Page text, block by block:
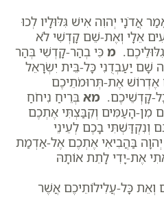
אֲדֹנָי יְהוִה אִישׁ גִּלּוּלָיו לְכוּ
אֵלָי וְאֶת-שֵׁם קָדְשִׁי לֹא
מ כִּי בְהַר-קָדְשִׁי בְּהַר
שָׁם יַעַבְדֻנִי כָּל-בֵּית יִשְׂרָאֵל
אֶת-תְּרוּמֹתֵיכֶם
קָדְשֵׁיכֶם. מא בְּרֵיחַ נִיחֹחַ
מִן-הָעַמִּים וְקִבַּצְתִּי אֶתְכֶם
וְנִקְדַּשְׁתִּי בָכֶם לְעֵינֵי
יְהוָה בַּהֲבִיאִי אֶתְכֶם אֶל-אַדְמַת
אֶת-יָדִי לָתֵת אוֹתָהּ
וְאֵת כָּל-עֲלִילוֹתֵיכֶם אֲשֶׁר